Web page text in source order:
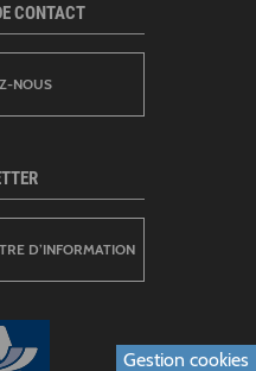
CONTACT
NOUS
D’INFORMATION
Gestion cookies